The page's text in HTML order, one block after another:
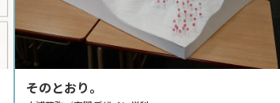
そのとおり。